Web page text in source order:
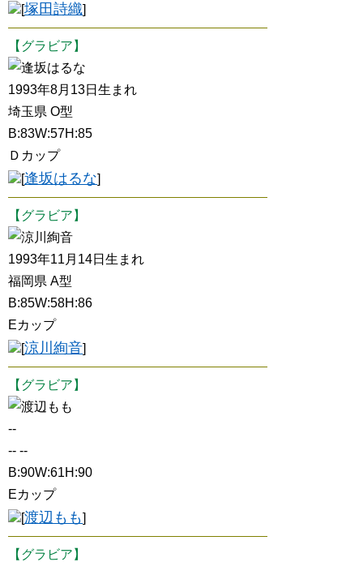
[塚田詩織]
【グラビア】
逢坂はるな
1993年8月13日生まれ
埼玉県 O型
B:83W:57H:85
Ｄカップ
[逢坂はるな]
【グラビア】
涼川絢音
1993年11月14日生まれ
福岡県 A型
B:85W:58H:86
Eカップ
[涼川絢音]
【グラビア】
渡辺もも
--
-- --
B:90W:61H:90
Eカップ
[渡辺もも]
【グラビア】